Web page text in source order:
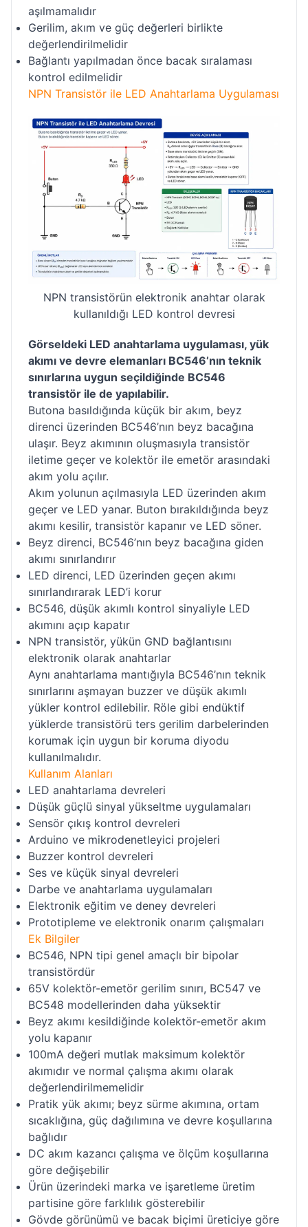
aşılmamalıdır
Gerilim, akım ve güç değerleri birlikte
değerlendirilmelidir
Bağlantı yapılmadan önce bacak sıralaması
kontrol edilmelidir
NPN Transistör ile LED Anahtarlama Uygulaması
NPN transistörün elektronik anahtar olarak
kullanıldığı LED kontrol devresi
Görseldeki LED anahtarlama uygulaması, yük
akımı ve devre elemanları BC546’nın teknik
sınırlarına uygun seçildiğinde BC546
transistör ile de yapılabilir.
Butona basıldığında küçük bir akım, beyz
direnci üzerinden BC546’nın beyz bacağına
ulaşır. Beyz akımının oluşmasıyla transistör
iletime geçer ve kolektör ile emetör arasındaki
akım yolu açılır.
Akım yolunun açılmasıyla LED üzerinden akım
geçer ve LED yanar. Buton bırakıldığında beyz
akımı kesilir, transistör kapanır ve LED söner.
Beyz direnci, BC546’nın beyz bacağına giden
akımı sınırlandırır
LED direnci, LED üzerinden geçen akımı
sınırlandırarak LED’i korur
BC546, düşük akımlı kontrol sinyaliyle LED
akımını açıp kapatır
NPN transistör, yükün GND bağlantısını
elektronik olarak anahtarlar
Aynı anahtarlama mantığıyla BC546’nın teknik
sınırlarını aşmayan buzzer ve düşük akımlı
yükler kontrol edilebilir. Röle gibi endüktif
yüklerde transistörü ters gerilim darbelerinden
korumak için uygun bir koruma diyodu
kullanılmalıdır.
Kullanım Alanları
LED anahtarlama devreleri
Düşük güçlü sinyal yükseltme uygulamaları
Sensör çıkış kontrol devreleri
Arduino ve mikrodenetleyici projeleri
Buzzer kontrol devreleri
Ses ve küçük sinyal devreleri
Darbe ve anahtarlama uygulamaları
Elektronik eğitim ve deney devreleri
Prototipleme ve elektronik onarım çalışmaları
Ek Bilgiler
BC546, NPN tipi genel amaçlı bir bipolar
transistördür
65V kolektör-emetör gerilim sınırı, BC547 ve
BC548 modellerinden daha yüksektir
Beyz akımı kesildiğinde kolektör-emetör akım
yolu kapanır
100mA değeri mutlak maksimum kolektör
akımıdır ve normal çalışma akımı olarak
değerlendirilmemelidir
Pratik yük akımı; beyz sürme akımına, ortam
sıcaklığına, güç dağılımına ve devre koşullarına
bağlıdır
DC akım kazancı çalışma ve ölçüm koşullarına
göre değişebilir
Ürün üzerindeki marka ve işaretleme üretim
partisine göre farklılık gösterebilir
Gövde görünümü ve bacak biçimi üreticiye göre